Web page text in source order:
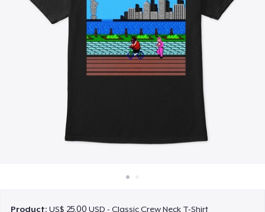
Verkoop overal
Verkoop alles
Product:US$ 25,00 USD - Classic Crew Neck T-Shirt